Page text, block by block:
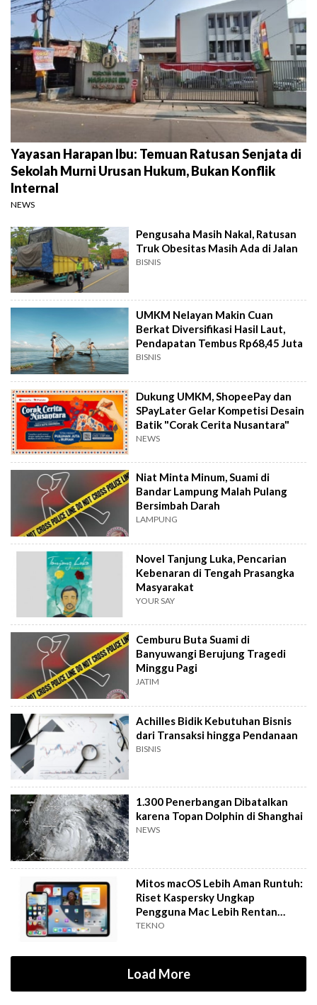
Yayasan Harapan Ibu: Temuan Ratusan Senjata di
Sekolah Murni Urusan Hukum, Bukan Konflik
Internal
NEWS
Pengusaha Masih Nakal, Ratusan
Truk Obesitas Masih Ada di Jalan
BISNIS
UMKM Nelayan Makin Cuan
Berkat Diversifikasi Hasil Laut,
Pendapatan Tembus Rp68,45 Juta
BISNIS
Dukung UMKM, ShopeePay dan
SPayLater Gelar Kompetisi Desain
Batik "Corak Cerita Nusantara"
NEWS
Niat Minta Minum, Suami di
Bandar Lampung Malah Pulang
Bersimbah Darah
LAMPUNG
Novel Tanjung Luka, Pencarian
Kebenaran di Tengah Prasangka
Masyarakat
YOUR SAY
Cemburu Buta Suami di
Banyuwangi Berujung Tragedi
Minggu Pagi
JATIM
Achilles Bidik Kebutuhan Bisnis
dari Transaksi hingga Pendanaan
BISNIS
1.300 Penerbangan Dibatalkan
karena Topan Dolphin di Shanghai
NEWS
Mitos macOS Lebih Aman Runtuh:
Riset Kaspersky Ungkap
Pengguna Mac Lebih Rentan
Terkena Malware
TEKNO
Load More